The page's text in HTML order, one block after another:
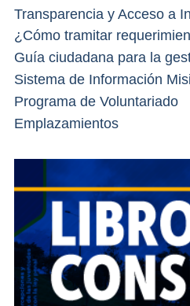
Transparencia y Acceso a
¿Cómo tramitar
Guía ciudadana para la
Sistema de Información
Programa de Voluntariado
Emplazamientos